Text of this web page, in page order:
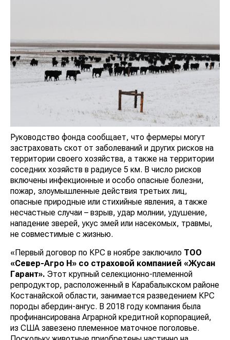
Руководство фонда сообщает, что фермеры могут
застраховать скот от заболеваний и других рисков на
территории своего хозяйства, а также на территории
соседних хозяйств в радиусе 5 км. В число рисков
включены инфекционные и особо опасные болезни,
пожар, злоумышленные действия третьих лиц,
опасные природные или стихийные явления, а также
несчастные случаи – взрыв, удар молнии, удушение,
нападение зверей, укус змей или насекомых, травмы,
не совместимые с жизнью.
«Первый договор по КРС в ноябре заключило ТОО
«Север-Агро Н» со страховой компанией «Жусан
Гарант». Этот крупный селекционно-племенной
репродуктор, расположенный в Карабалыкском районе
Костанайской области, занимается разведением КРС
породы абердин-ангус. В 2018 году компания была
профинансирована Аграрной кредитной корпорацией,
из США завезено племенное маточное поголовье.